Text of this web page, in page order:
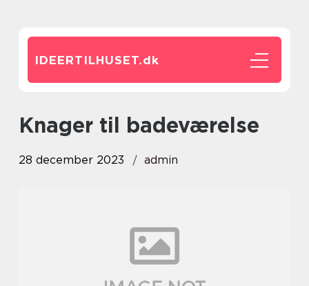
IDEERTILHUSET.dk
knager til badeværelse
28 december 2023 admin